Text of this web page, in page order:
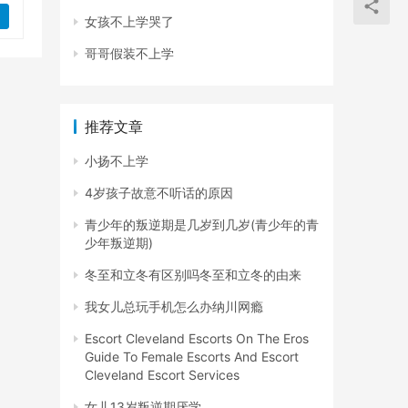
女孩不上学哭了
哥哥假装不上学
推荐文章
小扬不上学
4岁孩子故意不听话的原因
青少年的叛逆期是几岁到几岁(青少年的青
少年叛逆期)
冬至和立冬有区别吗冬至和立冬的由来
我女儿总玩手机怎么办纳川网瘾
Escort Cleveland Escorts On The Eros
Guide To Female Escorts And Escort
Cleveland Escort Services